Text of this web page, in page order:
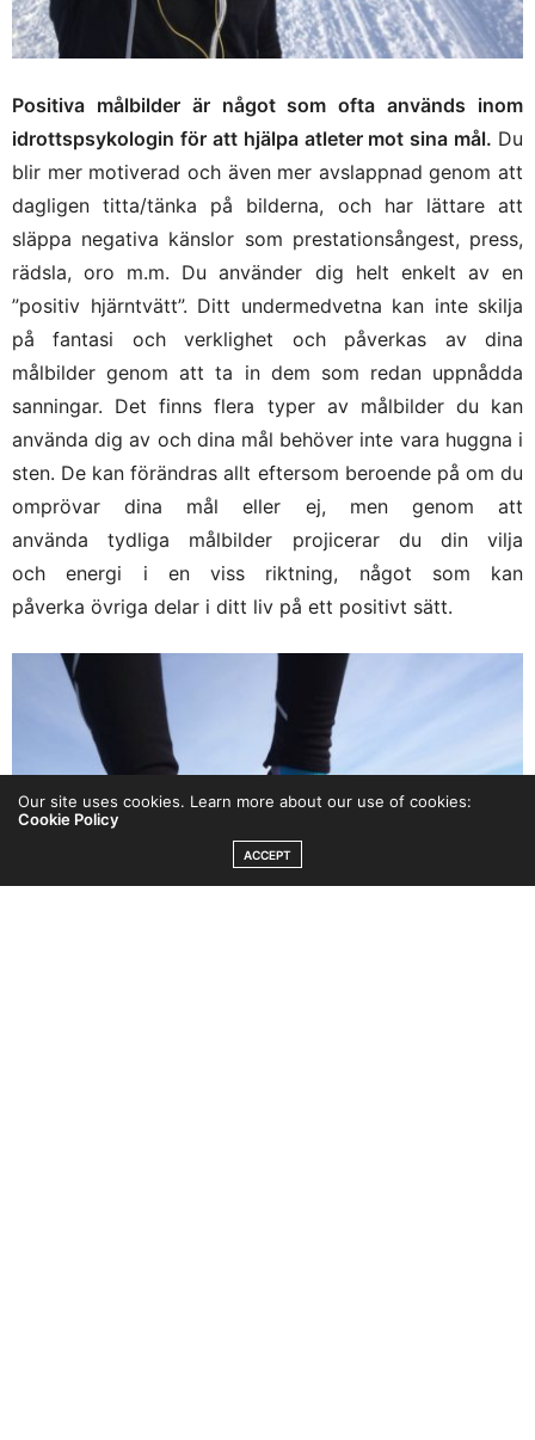
Positiva målbilder är något som ofta används inom
idrottspsykologin för att hjälpa atleter mot sina mål. Du
blir mer motiverad och även mer avslappnad genom att
dagligen titta/tänka på bilderna, och har lättare att
släppa negativa känslor som prestationsångest, press,
rädsla, oro m.m. Du använder dig helt enkelt av en
”positiv hjärntvätt”. Ditt undermedvetna kan inte skilja
på fantasi och verklighet och påverkas av dina
målbilder genom att ta in dem som redan uppnådda
sanningar. Det finns flera typer av målbilder du kan
använda dig av och dina mål behöver inte vara huggna i
sten. De kan förändras allt eftersom beroende på om du
omprövar dina mål eller ej, men genom att
använda tydliga målbilder projicerar du din vilja
och energi i en viss riktning, något som kan
påverka övriga delar i ditt liv på ett positivt sätt.
Our site uses cookies. Learn more about our use of cookies:
Cookie Policy
ACCEPT